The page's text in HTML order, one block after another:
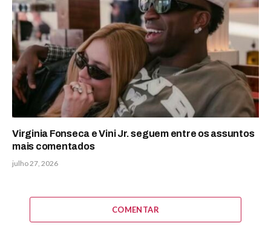
Virginia Fonseca e Vini Jr. seguem entre os assuntos
mais comentados
julho 27, 2026
COMENTAR